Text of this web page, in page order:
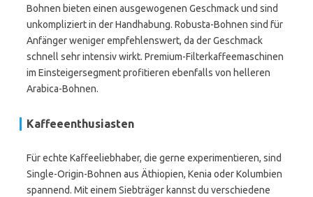
Bohnen bieten einen ausgewogenen Geschmack und sind
unkompliziert in der Handhabung. Robusta-Bohnen sind für
Anfänger weniger empfehlenswert, da der Geschmack
schnell sehr intensiv wirkt. Premium-Filterkaffeemaschinen
im Einsteigersegment profitieren ebenfalls von helleren
Arabica-Bohnen.
Kaffeeenthusiasten
Für echte Kaffeeliebhaber, die gerne experimentieren, sind
Single-Origin-Bohnen aus Äthiopien, Kenia oder Kolumbien
spannend. Mit einem Siebträger kannst du verschiedene